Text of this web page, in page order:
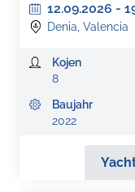
12.09.2026 -
Denia, Valencia
Kojen
8
Baujahr
2022